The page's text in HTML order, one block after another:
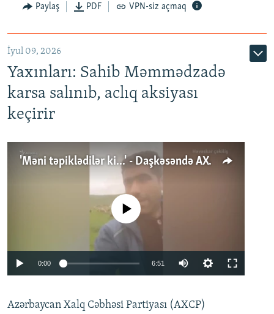
Paylaş PDF VPN-siz açmaq
İyul 09, 2026
Yaxınları: Sahib Məmmədzadə
karsa salınıb, aclıq aksiyası
keçirir
'Məni təpiklədilər ki...' - Daşkəsəndə AXCP fəalının yaxınları onun həbsinə etiraz edirlər
No media source currently available
0:00 6:51
360p
Azərbaycan Xalq Cəbhəsi Partiyası (AXCP)